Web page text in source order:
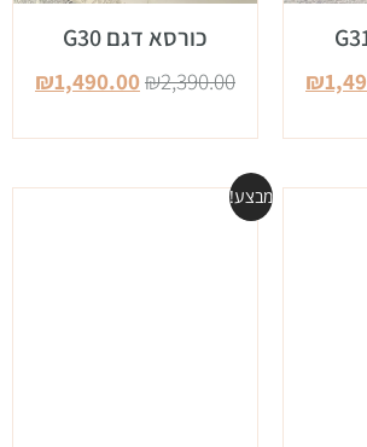
₪
כורסא דגם G30
₪2,390.00
₪1,490.00
מבצע!